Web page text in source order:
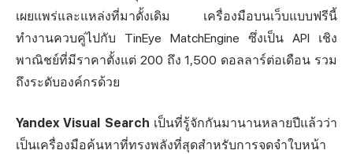
เผยแพร่และแหล่งที่มาดั้งเดิม เครื่องมือบนเว็บแบบฟรีนี้
ทำงานควบคู่ไปกับ TinEye MatchEngine ซึ่งเป็น API เชิง
พาณิชย์ที่มีราคาตั้งแต่ 200 ถึง 1,500 ดอลลาร์ต่อเดือน รวม
ถึงระดับองค์กรด้วย
Yandex Visual Search เป็นที่รู้จักกันมานานหลายปีแล้วว่า
เป็นเครื่องมือค้นหาที่ทรงพลังที่สุดสำหรับการจดจำใบหน้า